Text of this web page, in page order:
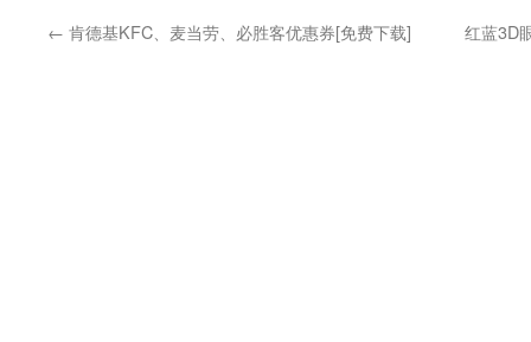
← 肯德基KFC、麦当劳、必胜客优惠券[免费下载] 红蓝3D